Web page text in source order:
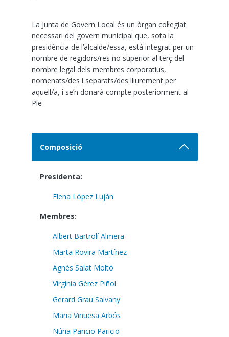
La Junta de Govern Local és un òrgan col·legiat
necessari del govern municipal que, sota la
presidència de l’alcalde/essa, està integrat per un
nombre de regidors/res no superior al terç del
nombre legal dels membres corporatius,
nomenats/des i separats/des lliurement per
aquell/a, i se’n donarà compte posteriorment al
Ple
Composició
Presidenta:
Elena López Luján
Membres:
Albert Bartrolí Almera
Marta Rovira Martínez
Agnès Salat Moltó
Virginia Gérez Piñol
Gerard Grau Salvany
Maria Vinuesa Arbós
Núria Paricio Paricio